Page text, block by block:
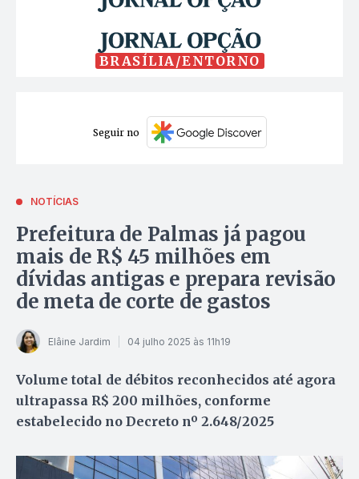
BRASÍLIA/ENTORNO
Seguir no
NOTÍCIAS
Prefeitura de Palmas já pagou
mais de R$ 45 milhões em
dívidas antigas e prepara revisão
de meta de corte de gastos
Elâine Jardim 04 julho 2025 às 11h19
Volume total de débitos reconhecidos até agora
ultrapassa R$ 200 milhões, conforme
estabelecido no Decreto nº 2.648/2025